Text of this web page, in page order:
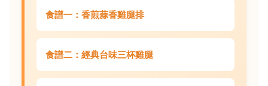
食譜一：香煎蒜香雞腿排
食譜二：經典台味三杯雞腿